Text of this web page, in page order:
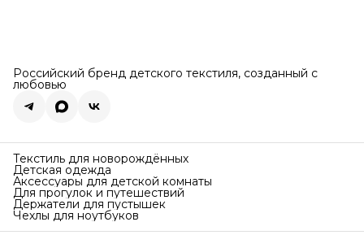
Российский бренд детского текстиля, созданный с
любовью
Текстиль для новорождённых
Детская одежда
Аксессуары для детской комнаты
Для прогулок и путешествий
Держатели для пустышек
Чехлы для ноутбуков